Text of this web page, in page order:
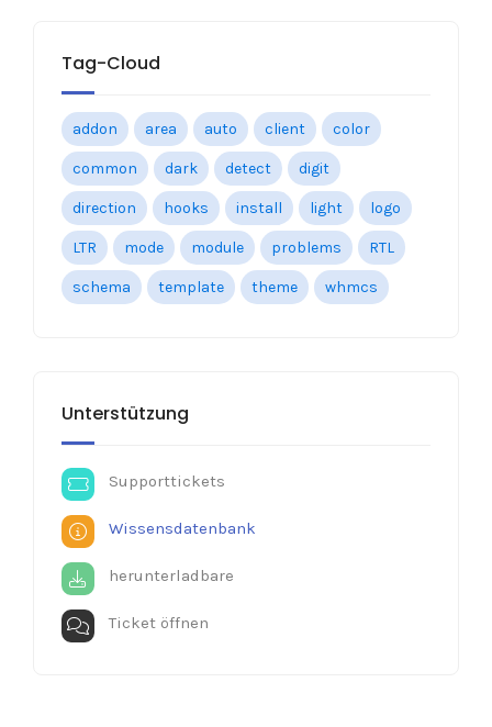
Tag-Cloud
addon area auto client color
common dark detect digit
direction hooks install light logo
LTR mode module problems RTL
schema template theme whmcs
Unterstützung
Supporttickets
Wissensdatenbank
herunterladbare
Ticket öffnen